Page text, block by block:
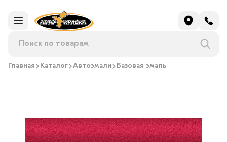
Главная Каталог Автоэмали Базовая эмаль